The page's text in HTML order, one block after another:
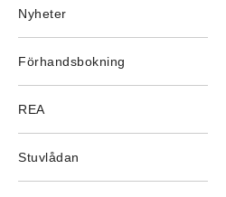
Nyheter
Förhandsbokning
REA
Stuvlådan